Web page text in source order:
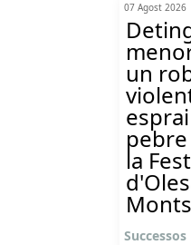
07 Agost 2026
un
la
Successos